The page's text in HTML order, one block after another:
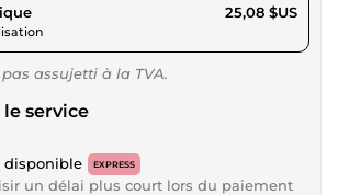
pour 23,12 $US 25,08 $US
pas assujetti à la TVA.
service
disponible EXPRESS
un délai plus court lors du paiement